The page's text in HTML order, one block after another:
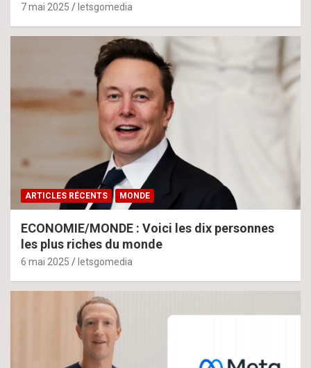
7 mai 2025 letsgomedia
ARTICLES RÉCENTS MONDE
ECONOMIE/MONDE : Voici les dix personnes
les plus riches du monde
6 mai 2025 letsgomedia